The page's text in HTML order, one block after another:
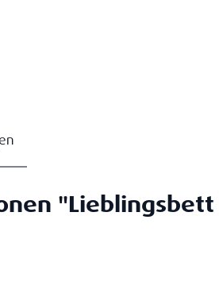
"Lieblingsbett